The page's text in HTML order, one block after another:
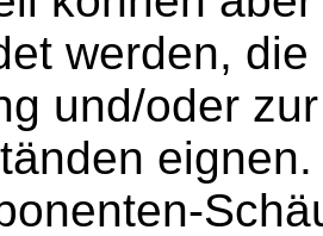
werden,
und/oder